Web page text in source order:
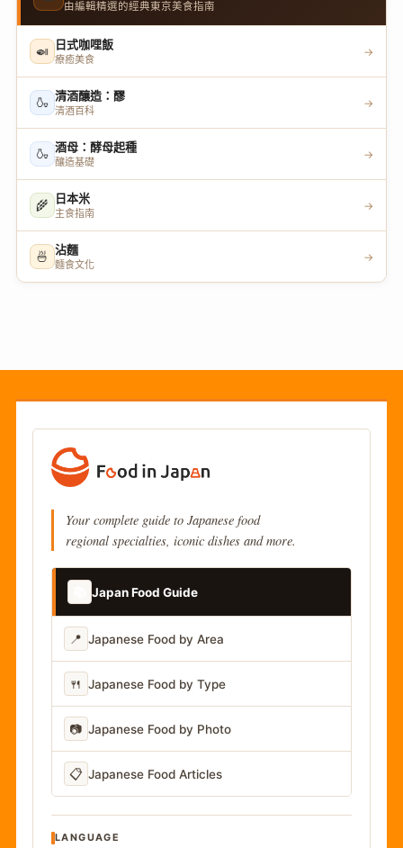
由編輯精選的經典東京美食指南
🍛 日式咖哩飯
療癒美食
→
🍶 清酒釀造：醪
清酒百科
→
🍶 酒母：酵母起種
釀造基礎
→
🌾 日本米
主食指南
→
🍜 沾麵
麵食文化
→
Your complete guide to Japanese food
regional specialties, iconic dishes and more.
Japan Food Guide
📍 Japanese Food by Area
🍴 Japanese Food by Type
📷 Japanese Food by Photo
📋 Japanese Food Articles
LANGUAGE